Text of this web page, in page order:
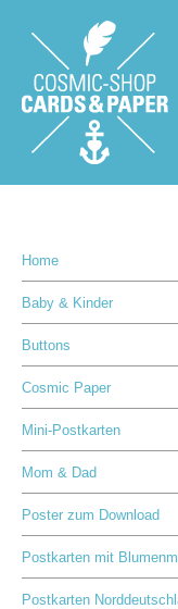
Home
Baby & Kinder
Buttons
Cosmic Paper
Mini-Postkarten
Mom & Dad
Poster zum Download
Postkarten mit
Postkarten